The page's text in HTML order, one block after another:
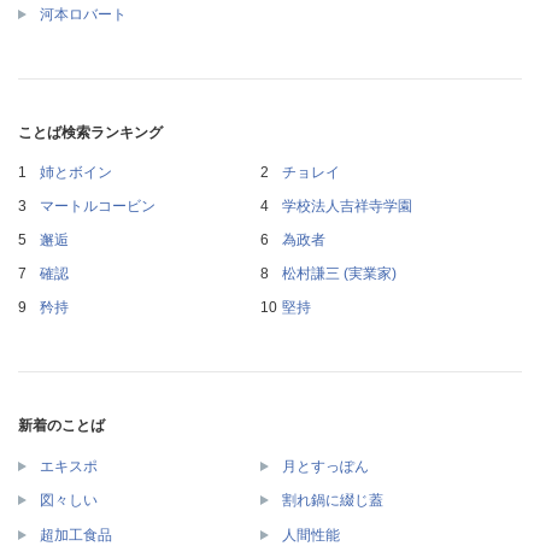
河本ロバート
ことば検索ランキング
姉とボイン
チョレイ
マートルコービン
学校法人吉祥寺学園
邂逅
為政者
確認
松村謙三 (実業家)
矜持
堅持
新着のことば
エキスポ 月とすっぽん
図々しい 割れ鍋に綴じ蓋
超加工食品 人間性能